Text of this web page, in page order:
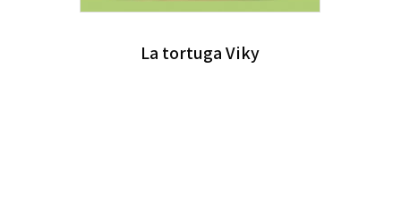
La tortuga Viky